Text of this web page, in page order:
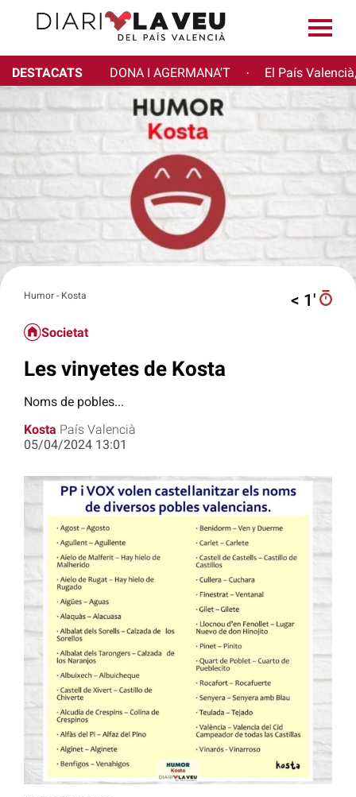
DESTACATS DONA I AGERMANA'T · El País
Humor - Kosta < 1′
Societat
Les vinyetes de Kosta
Noms de pobles...
Kosta País Valencià
05/04/2024 13:01